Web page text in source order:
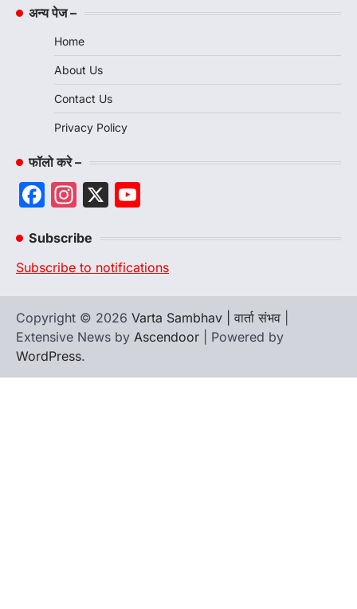
अन्य पेज –
Home
About Us
Contact Us
Privacy Policy
फॉलो करे –
Facebook
Instagram
X
Subscribe
Subscribe to notifications
Copyright © 2026 Varta Sambhav | वार्ता संभव
Extensive News by Ascendoor | Powered by
WordPress.